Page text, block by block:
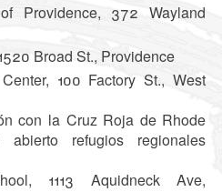
Providence, 372 Wayland
Broad St., Providence
100 Factory St., West
con la Cruz Roja de Rhode
refugios regionales
1113 Aquidneck Ave,